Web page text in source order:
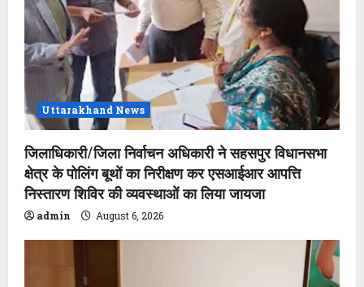
t
i
o
n Uttarakhand News
जिलाधिकारी/जिला निर्वाचन अधिकारी ने सहसपुर विधानसभा
क्षेत्र के पोलिंग बूथों का निरीक्षण कर एसआईआर आपत्ति
निस्तारण शिविर की व्यवस्थाओं का लिया जायजा
admin August 6, 2026